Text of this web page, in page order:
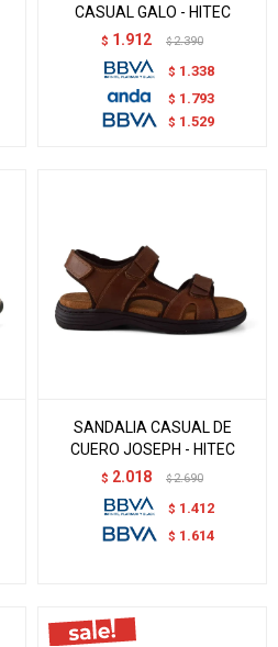
CASUAL GALO - HITEC
$ 1.912 $ 2.390
$ 1.338
$ 1.793
$ 1.529
SANDALIA CASUAL DE
CUERO JOSEPH - HITEC
$ 2.018 $ 2.690
$ 1.412
$ 1.614